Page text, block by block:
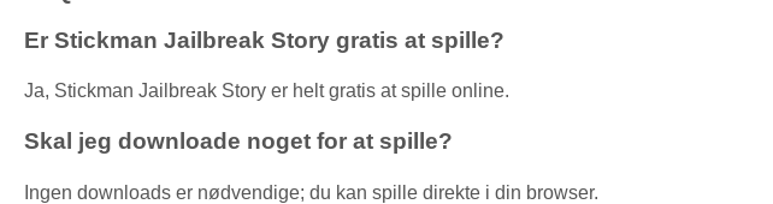
Er Stickman Jailbreak Story gratis at spille?
Ja, Stickman Jailbreak Story er helt gratis at spille online.
Skal jeg downloade noget for at spille?
Ingen downloads er nødvendige; du kan spille direkte i din browser.